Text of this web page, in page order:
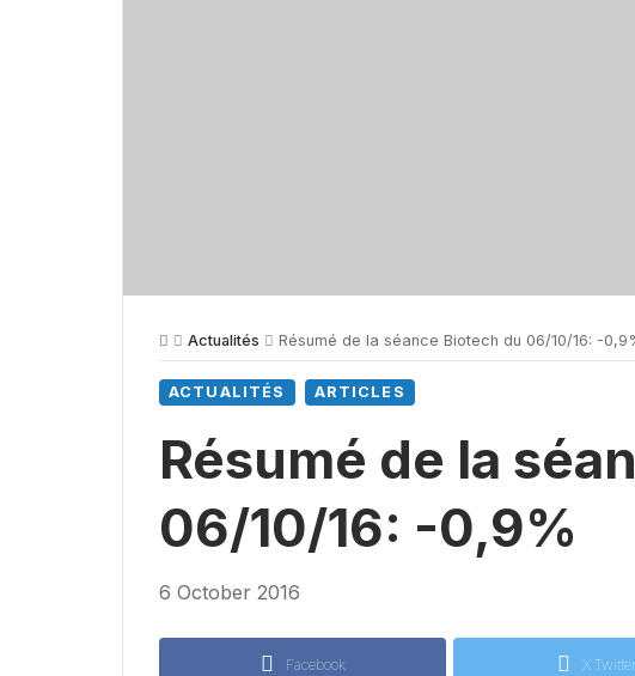
Actualités Résumé de la séance Biotech du 06/10/16: -
ACTUALITÉS ARTICLES
Résumé de la
06/10/16: -0,9%
6 October 2016
Facebook X Twitter